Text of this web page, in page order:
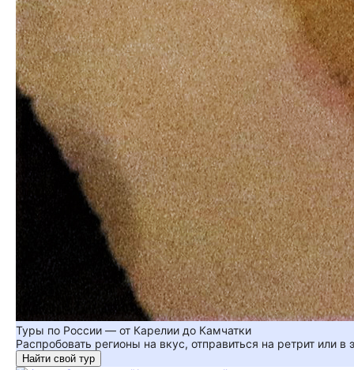
Туры по России — от Карелии до Камчатки
Распробовать регионы на вкус, отправиться на ретрит или в
Найти свой тур